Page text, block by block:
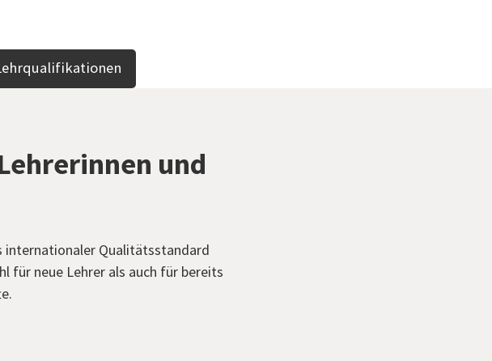
und
internationaler Qualitätsstandard
für neue Lehrer als auch für bereits